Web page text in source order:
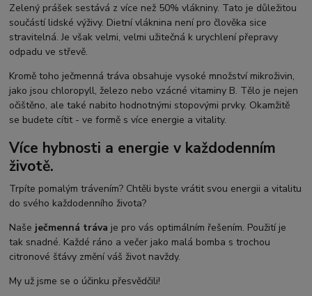
Zelený prášek sestává z více než 50% vlákniny. Tato je důležitou
součástí lidské výživy. Dietní vláknina není pro člověka sice
stravitelná. Je však velmi, velmi užitečná k urychlení přepravy
odpadu ve střevě.
Kromě toho ječmenná tráva obsahuje vysoké množství mikroživin,
jako jsou chloropyll, železo nebo vzácné vitaminy B. Tělo je nejen
očištěno, ale také nabito hodnotnými stopovými prvky. Okamžitě
se budete cítit - ve formě s více energie a vitality.
Více hybnosti a energie v každodenním
životě.
Trpíte pomalým trávením? Chtěli byste vrátit svou energii a vitalitu
do svého každodenního života?
Naše ječmenná tráva je pro vás optimálním řešením. Použití je
tak snadné. Každé ráno a večer jako malá bomba s trochou
citronové šťávy změní váš život navždy.
My už jsme se o účinku přesvědčili!